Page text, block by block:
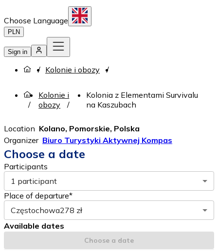
Choose Language
PLN
Sign in
Kolonie i obozy
Kolonie i
obozy
Kolonia z Elementami Survivalu
na Kaszubach
Location Kolano, Pomorskie, Polska
Organizer Biuro Turystyki Aktywnej Kompas
Choose a date
Participants
1 participant
Place of departure*
Częstochowa278 zł
Available dates
Choose a date